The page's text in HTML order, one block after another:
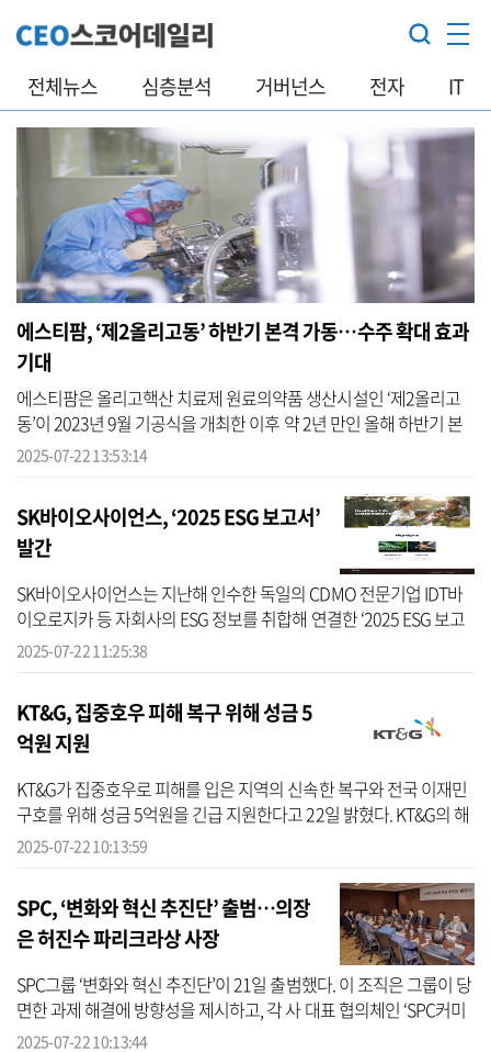
전체뉴스 심층분석 거버넌스 전자 IT
에스티팜, ‘제2올리고동’ 하반기 본격 가동…수주 확대 효과
기대
에스티팜은 올리고핵산 치료제 원료의약품 생산시설인 ‘제2올리고
동’이 2023년 9월 기공식을 개최한 이후 약 2년 만인 올해 하반기 본
격적으로 가동될 예정이라고 22일 밝혔다. 에스티팜 제2올리고동은
2025-07-22 13:53:14
SK바이오사이언스, ‘2025 ESG 보고서’
발간
SK바이오사이언스는 지난해 인수한 독일의 CDMO 전문기업 IDT바
이오로지카 등 자회사의 ESG 정보를 취합해 연결한 ‘2025 ESG 보고
서’를 홈페이지에 공개했다고 22일 밝혔다. SK바이오사이언스는 이
2025-07-22 11:25:38
KT&G, 집중호우 피해 복구 위해 성금 5
억원 지원
KT&G가 집중호우로 피해를 입은 지역의 신속한 복구와 전국 이재민
구호를 위해 성금 5억원을 긴급 지원한다고 22일 밝혔다. KT&G의 해
당 지원금은 집중호우 피해지역의 복구사업, 수재민 긴급 구호 및 생
2025-07-22 10:13:59
SPC, ‘변화와 혁신 추진단’ 출범…의장
은 허진수 파리크라상 사장
SPC그룹 ‘변화와 혁신 추진단’이 21일 출범했다. 이 조직은 그룹이 당
면한 과제 해결에 방향성을 제시하고, 각 사 대표 협의체인 ‘SPC커미
티’에 개선 방안을 권고하는 역할을 하게 된다. 추진단은 21일 서울
2025-07-22 10:13:44